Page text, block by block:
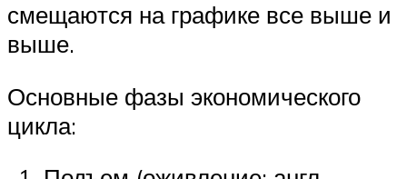
смещаются на графике все выше и
выше.
Основные фазы экономического
цикла: